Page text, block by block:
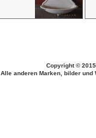
Copyright ©
Alle anderen Marken, bilder und